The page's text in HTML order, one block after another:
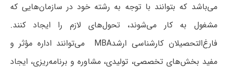
می‌باشد که بتوانند با توجه به رشته خود در سازمان‌هایی که
مشغول به کار می‌شوند، تحول‌های لازم را ایجاد کنند.
فارغ‌التحصیلان کارشناسی ارشدMBA می‌توانند اداره مؤثر و
مفید بخش‌های تخصصی، تولیدی، مشاوره و برنامه‌ریزی، ایجاد